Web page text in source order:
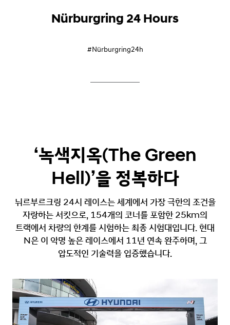
Nürburgring 24 Hours
#Nürburgring24h
‘녹색지옥(The Green
Hell)’을 정복하다
뉘르부르크링 24시 레이스는 세계에서 가장 극한의 조건을
자랑하는 서킷으로, 154개의 코너를 포함한 25km의
트랙에서 차량의 한계를 시험하는 최종 시험대입니다. 현대
N은 이 악명 높은 레이스에서 11년 연속 완주하며, 그
압도적인 기술력을 입증했습니다.